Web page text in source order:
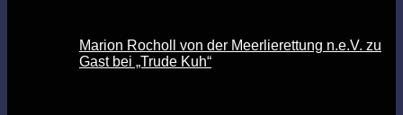
Marion Rocholl von der Meerlierettung n.e.V. zu
Gast bei „Trude Kuh“